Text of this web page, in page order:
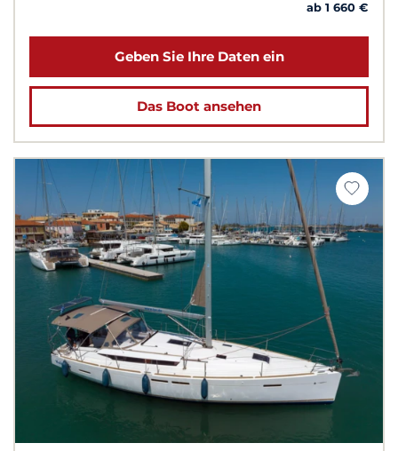
ab 1 660 €
Geben Sie Ihre Daten ein
Das Boot ansehen